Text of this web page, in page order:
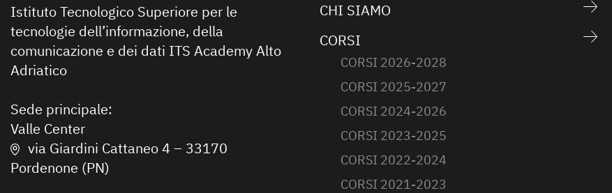
Istituto Tecnologico Superiore per le
tecnologie dell’informazione, della
comunicazione e dei dati ITS Academy Alto
Adriatico
Sede principale:
Valle Center
via Giardini Cattaneo 4 – 33170
Pordenone (PN)
CHI SIAMO
CORSI
CORSI 2026-2028
CORSI 2025-2027
CORSI 2024-2026
CORSI 2023-2025
CORSI 2022-2024
CORSI 2021-2023